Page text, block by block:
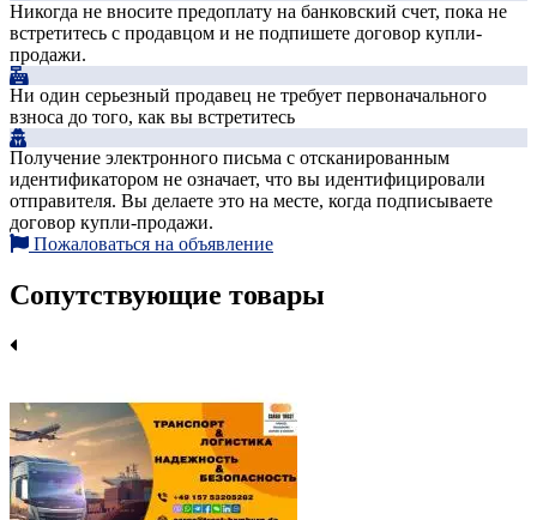
Никогда не вносите предоплату на банковский счет, пока не
встретитесь с продавцом и не подпишете договор купли-
продажи.
Ни один серьезный продавец не требует первоначального
взноса до того, как вы встретитесь
Получение электронного письма с отсканированным
идентификатором не означает, что вы идентифицировали
отправителя. Вы делаете это на месте, когда подписываете
договор купли-продажи.
Пожаловаться на объявление
Сопутствующие товары